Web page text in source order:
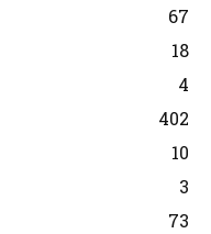
67
18
4
402
10
3
73